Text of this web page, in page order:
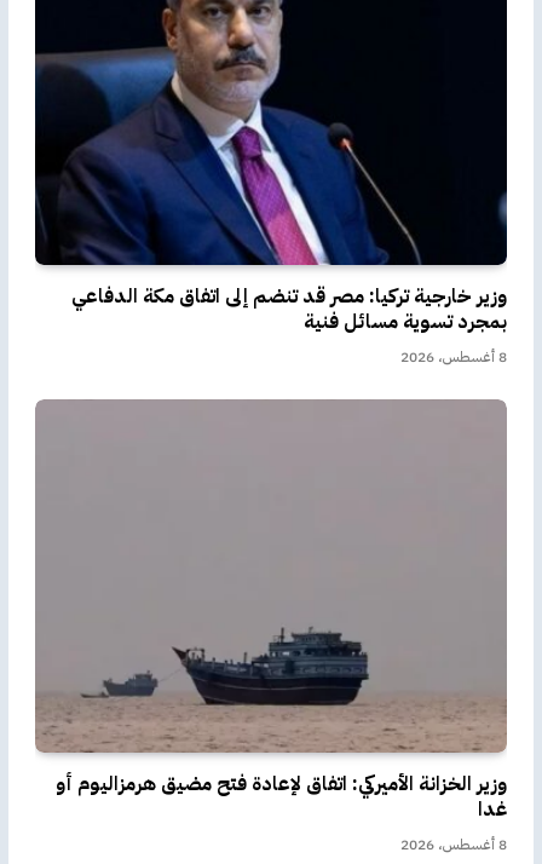
وزير خارجية تركيا: مصر قد تنضم إلى اتفاق مكة الدفاعي
بمجرد تسوية مسائل فنية
8 أغسطس، 2026
وزير الخزانة الأميركي: اتفاق لإعادة فتح مضيق هرمزاليوم أو
غدا
8 أغسطس، 2026